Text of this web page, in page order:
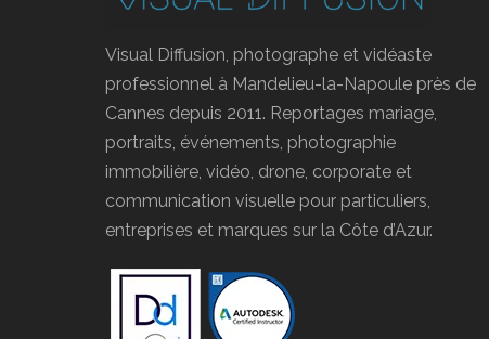
Visual Diffusion, photographe et vidéaste
professionnel à Mandelieu-la-Napoule près de
Cannes depuis 2011. Reportages mariage,
portraits, événements, photographie
immobilière, vidéo, drone, corporate et
communication visuelle pour particuliers,
entreprises et marques sur la Côte d’Azur.